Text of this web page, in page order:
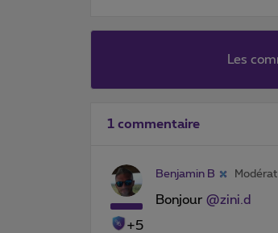
Les
1 commentaire
+5
Benjamin B
Bonjour @zini.d